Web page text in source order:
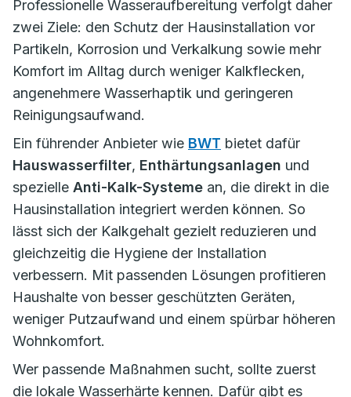
Professionelle Wasseraufbereitung verfolgt daher
zwei Ziele: den Schutz der Hausinstallation vor
Partikeln, Korrosion und Verkalkung sowie mehr
Komfort im Alltag durch weniger Kalkflecken,
angenehmere Wasserhaptik und geringeren
Reinigungsaufwand.
Ein führender Anbieter wie BWT bietet dafür
Hauswasserfilter, Enthärtungsanlagen und
spezielle Anti-Kalk-Systeme an, die direkt in die
Hausinstallation integriert werden können. So
lässt sich der Kalkgehalt gezielt reduzieren und
gleichzeitig die Hygiene der Installation
verbessern. Mit passenden Lösungen profitieren
Haushalte von besser geschützten Geräten,
weniger Putzaufwand und einem spürbar höheren
Wohnkomfort.
Wer passende Maßnahmen sucht, sollte zuerst
die lokale Wasserhärte kennen. Dafür gibt es